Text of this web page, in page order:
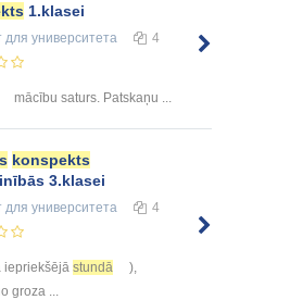
1.klasei
для университета 4
mācību saturs. Patskaņu ...
konspekts
3.klasei
для университета 4
iepriekšējā stundā
),
groza ...